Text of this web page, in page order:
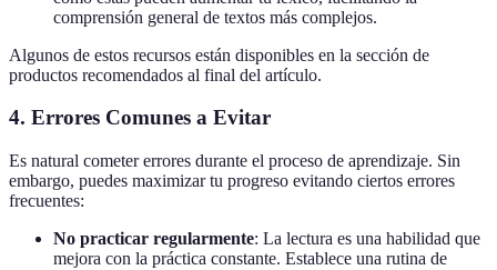
comprensión general de textos más complejos.
Algunos de estos recursos están disponibles en la sección de
productos recomendados al final del artículo.
4. Errores Comunes a Evitar
Es natural cometer errores durante el proceso de aprendizaje. Sin
embargo, puedes maximizar tu progreso evitando ciertos errores
frecuentes:
No practicar regularmente: La lectura es una habilidad que
mejora con la práctica constante. Establece una rutina de